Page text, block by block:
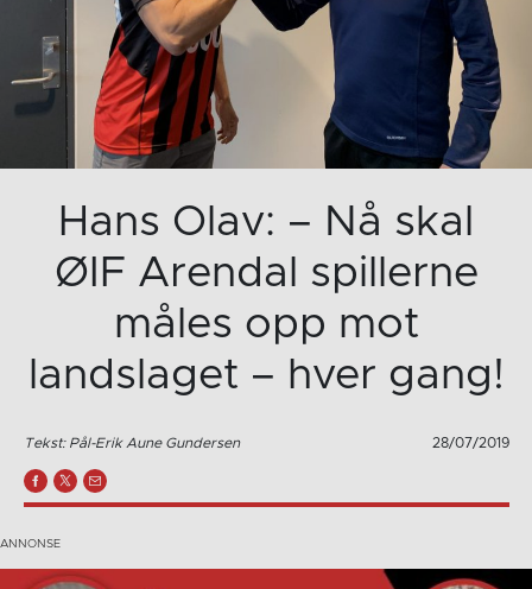
Hans Olav: – Nå skal
ØIF Arendal spillerne
måles opp mot
landslaget – hver gang!
Tekst: Pål-Erik Aune Gundersen 28/07/2019